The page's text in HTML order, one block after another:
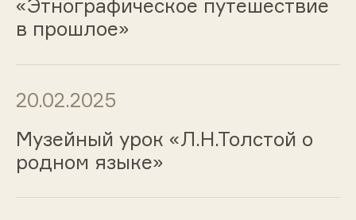
«Этнографическое путешествие
в прошлое»
20.02.2025
Музейный урок «Л.Н.Толстой о
родном языке»